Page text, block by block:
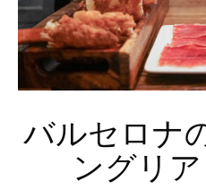
バルセロナのおすすめサ
ングリ